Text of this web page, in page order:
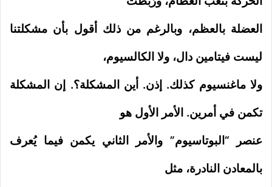
العضلة بالعظم، وبالرغم من ذلك أقول بأن مشكلتنا
ليست فيتامين دال، ولا الكالسيوم،
ولا ماغنسيوم كذلك. إذن. أين المشكلة؟. إن المشكلة
تكمن في أمرين. الأمر الأول هو
عنصر “البوتاسيوم” والأمر الثاني يكمن فيما يُعرف
بالمعادن النادرة، مثل